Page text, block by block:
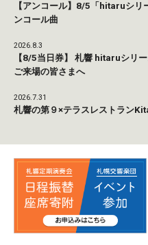
【アンコール】8/5「hitaruシリ
ンコール曲
2026.8.3
【8/5当日券】 札響 hitaruシリ
ご来場の皆さまへ
2026.7.31
札響の第９×テラスレストラン